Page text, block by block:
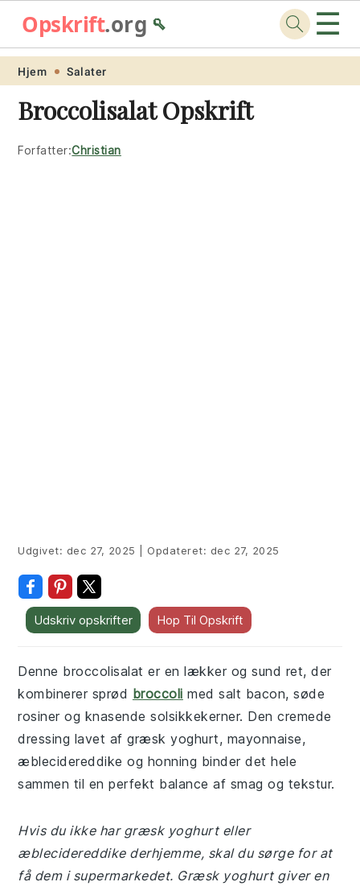
Skip
primary
navigation
Skip
main
content
Skip
primary
sidebar
Skip
footer
Opskrift.org🥄 ☰
Hjem Salater
Broccolisalat Opskrift
Forfatter:Christian
Udgivet: dec 27, 2025 Opdateret: dec 27, 2025
Udskriv opskrifter Hop Til Opskrift
Denne broccolisalat er en lækker og sund ret, der
kombinerer sprød broccoli med salt bacon, søde
rosiner og knasende solsikkekerner. Den cremede
dressing lavet af græsk yoghurt, mayonnaise,
æblecidereddike og honning binder det hele
sammen til en perfekt balance af smag og tekstur.
Hvis du ikke har græsk yoghurt eller
æblecidereddike derhjemme, skal du sørge for at
få dem i supermarkedet. Græsk yoghurt giver en